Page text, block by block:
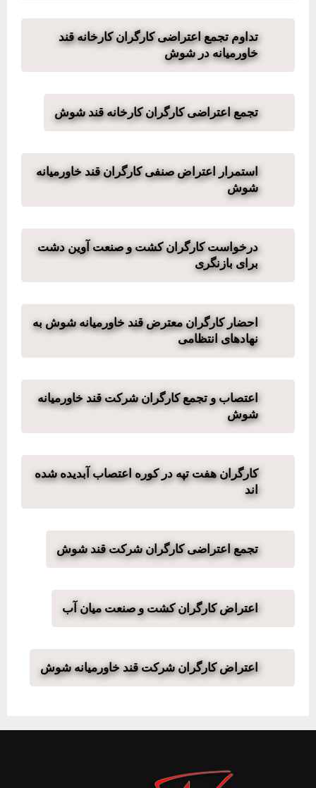
تداوم تجمع اعتراضی کارگران کارخانه قند
خاورمیانه در شوش
تجمع اعتراضی کارگران کارخانه قند شوش
استمرار اعتراض صنفی کارگران قند خاورمیانه
شوش
درخواست کارگران کشت و صنعت آوین دشت
برای بازنگری
احضار کارگران معترض قند خاورمیانه شوش به
نهادهای انتظامی
اعتصاب و تجمع کارگران شرکت قند خاورمیانه
شوش
کارگران هفت تپه در کوره اعتصاب آبدیده شده
اند
تجمع اعتراضی کارگران شرکت قند شوش
اعتراض کارگران کشت و صنعت میان آب
اعتراض کارگران شرکت قند خاورمیانه شوش